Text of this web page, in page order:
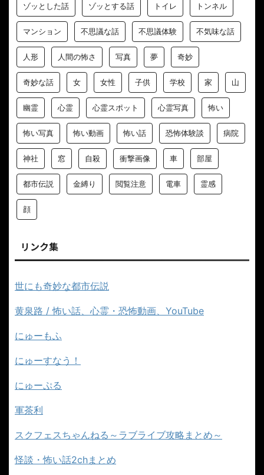
ゾッとした話 ゾッとする話 トイレ トンネル
マンション 不思議な話 不思議体験 不気味な話
人形 人間の怖さ 写真 夢 奇妙
奇妙な話 女 女性 子供 学校 家 山
幽霊 心霊 心霊スポット 心霊写真 怖い
怖い写真 怖い動画 怖い話 恐怖体験談 病院
神社 窓 自殺 衝撃画像 車 部屋
都市伝説 金縛り 閲覧注意 電車 霊感
顔
リンク集
世にも奇妙な都市伝説
黄泉路 / 怖い話、心霊・恐怖動画、YouTube
にゅーもふ
にゅーすなう！
にゅーぷる
軍茶利
スクフェスちゃんねる～ラブライブ攻略まとめ～
怪談・怖い話2chまとめ